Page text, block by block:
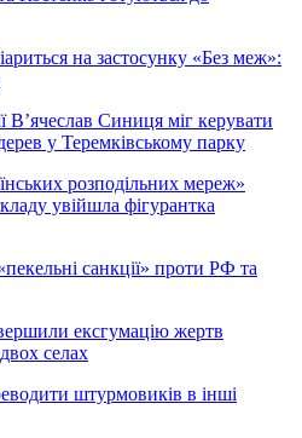
на застосунку «Без меж»:
В’ячеслав Синиця міг керувати
у Теремківському парку
розподільних мереж»
увійшла фігурантка
санкції» проти РФ та
ексгумацію жертв
селах
штурмовиків в інші